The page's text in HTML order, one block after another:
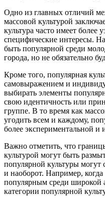
Одно из главных отличий
массовой культурой
культура часто имеет более
специфические интересы.
быть популярной среди
города, но не обязательно
Кроме того, популярная
самовыражением и
выбирать элементы
свою идентичность или
группе. В то время как
угодить всем и каждому,
более экспериментальной и
Важно отметить, что
культурой могут быть
популярной культуры могут
и наоборот. Например,
популярным среди широкой
категории популярной